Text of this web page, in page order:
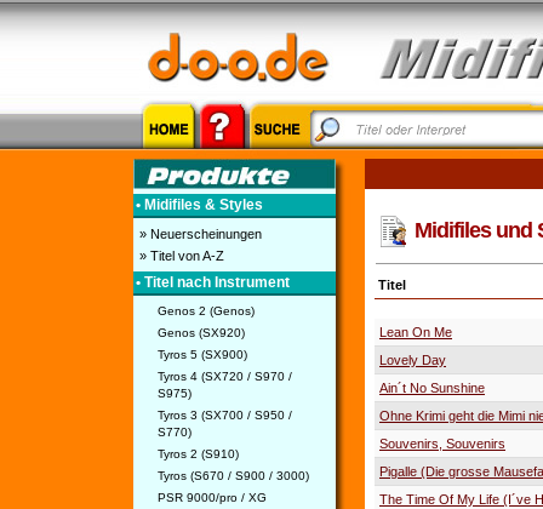
• Midifiles & Styles
» Neuerscheinungen
» Titel von A-Z
• Titel nach Instrument
Genos 2 (Genos)
Genos (SX920)
Tyros 5 (SX900)
Tyros 4 (SX720 / S970 /
S975)
Tyros 3 (SX700 / S950 /
S770)
Tyros 2 (S910)
Tyros (S670 / S900 / 3000)
PSR 9000/pro / XG
Midifiles und
Titel
Lean On Me
Lovely Day
Ain´t No Sunshine
Ohne Krimi geht die Mimi
Souvenirs, Souvenirs
Pigalle (Die grosse
The Time Of My Life (I´ve